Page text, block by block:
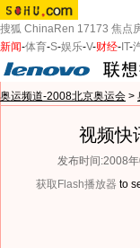
搜狐 ChinaRen 17173 焦点
新闻-体育-S-娱乐-V-财经- IT-
奥运频道-2008北京奥运会 >
视频快
发布时间:2008
获取Flash播放器 to